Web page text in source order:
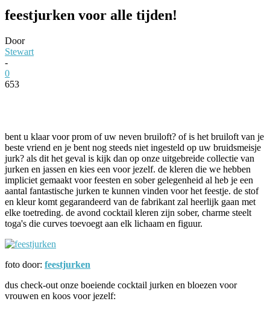
feestjurken voor alle tijden!
Door
Stewart
-
0
653
bent u klaar voor prom of uw neven bruiloft? of is het bruiloft van je
beste vriend en je bent nog steeds niet ingesteld op uw bruidsmeisje
jurk? als dit het geval is kijk dan op onze uitgebreide collectie van
jurken en jassen en kies een voor jezelf. de kleren die we hebben
impliciet gemaakt voor feesten en sober gelegenheid al heb je een
aantal fantastische jurken te kunnen vinden voor het feestje. de stof
en kleur komt gegarandeerd van de fabrikant zal heerlijk gaan met
elke toetreding. de avond cocktail kleren zijn sober, charme steelt
toga's die curves toevoegt aan elk lichaam en figuur.
foto door: feestjurken
dus check-out onze boeiende cocktail jurken en bloezen voor
vrouwen en koos voor jezelf: